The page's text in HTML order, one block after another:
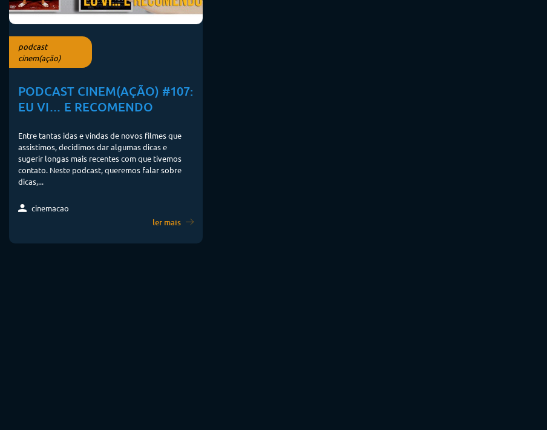
podcast
cinem(ação)
PODCAST CINEM(AÇÃO) #107:
EU VI… E RECOMENDO
Entre tantas idas e vindas de novos filmes que
assistimos, decidimos dar algumas dicas e
sugerir longas mais recentes com que tivemos
contato. Neste podcast, queremos falar sobre
dicas,...
cinemacao
ler mais